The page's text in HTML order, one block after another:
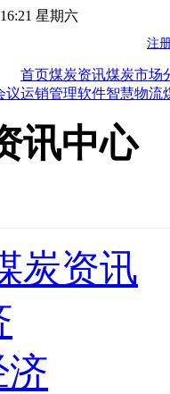
星期六
首页煤炭资讯煤炭市场
议运销管理软件智慧物流
讯中心
炭资讯
济